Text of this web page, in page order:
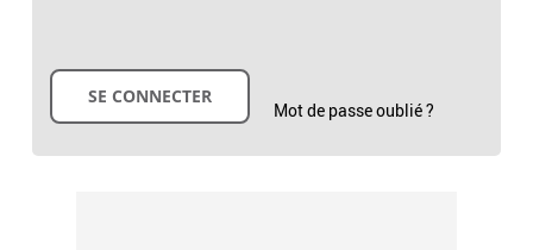
Mot de passe oublié ?